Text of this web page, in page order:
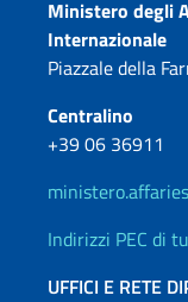
Contatti
Ministero degli
Internazionale
Piazzale della
Centralino
+39 06 36911
Indirizzi PEC di
UFFICI E RETE